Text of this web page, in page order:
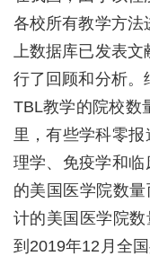
各校所有教学方
上数据库已发表
行了回顾和分析。
TBL教学的院校数
里，有些学科零
理学、免疫学和
的美国医学院数量
计的美国医学院数
到 2019年12 月全